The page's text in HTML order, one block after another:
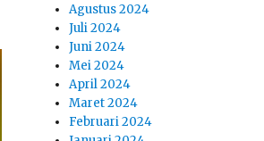
Agustus 2024
Juli 2024
Juni 2024
Mei 2024
April 2024
Maret 2024
Februari 2024